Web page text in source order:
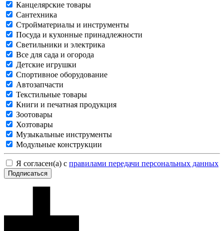
Канцелярские товары
Сантехника
Стройматериалы и инструменты
Посуда и кухонные принадлежности
Светильники и электрика
Все для сада и огорода
Детские игрушки
Спортивное оборудование
Автозапчасти
Текстильные товары
Книги и печатная продукция
Зоотовары
Хозтовары
Музыкальные инструменты
Модульные конструкции
Я согласен(а) с правилами передачи персональных данных
Подписаться